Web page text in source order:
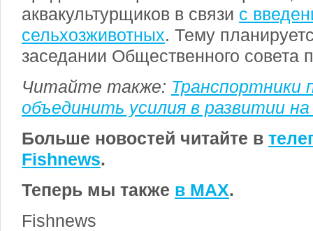
аквакультурщиков в связи с
сельхозживотных. Тему
заседании Общественного совета
Читайте также: Транспортники
объединить усилия в развитии
Больше новостей читайте в
Fishnews.
Теперь мы также в MAX.
Fishnews